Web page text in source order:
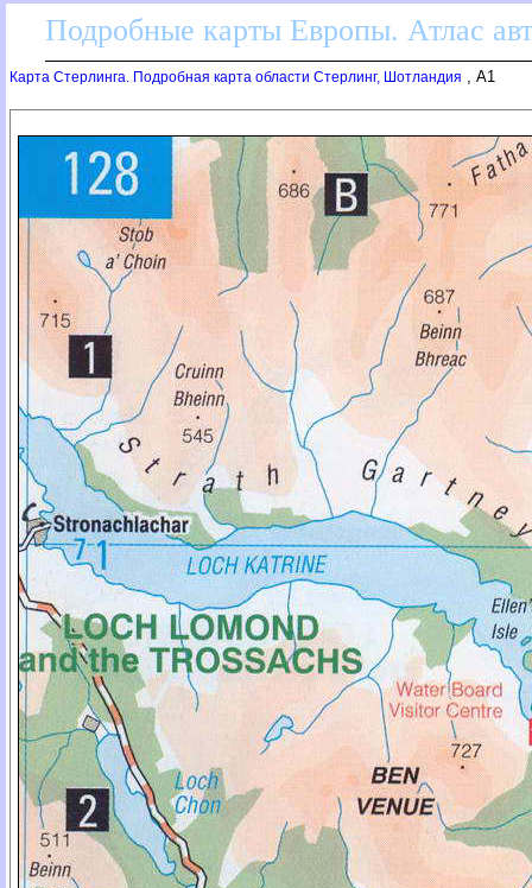
Подробные карты Европы. Атлас
Карта Стерлинга. Подробная карта области Стерлинг, Шотландия , A1